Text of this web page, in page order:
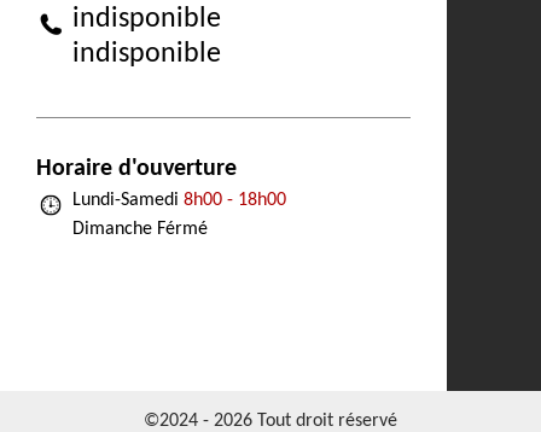
indisponible
indisponible
Horaire d'ouverture
Lundi-Samedi 8h00 - 18h00
Dimanche Férmé
©2024 - 2026 Tout droit réservé